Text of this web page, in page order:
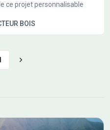
ce projet personnalisable
BOIS